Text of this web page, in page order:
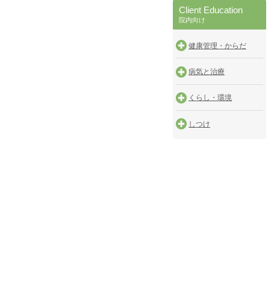
Client Education
院内向け
健康管理・からだ
病気と治療
くらし・環境
しつけ